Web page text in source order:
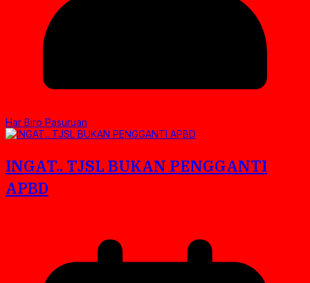
Har Biro Pasuruan
INGAT.. TJSL BUKAN PENGGANTI
APBD